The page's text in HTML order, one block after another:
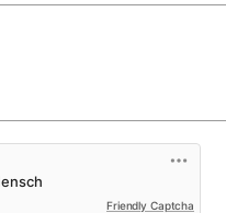
Friendly Captcha